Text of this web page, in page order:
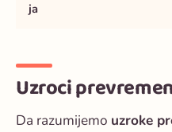
ja
Uzroci
Da razumijemo uzroke